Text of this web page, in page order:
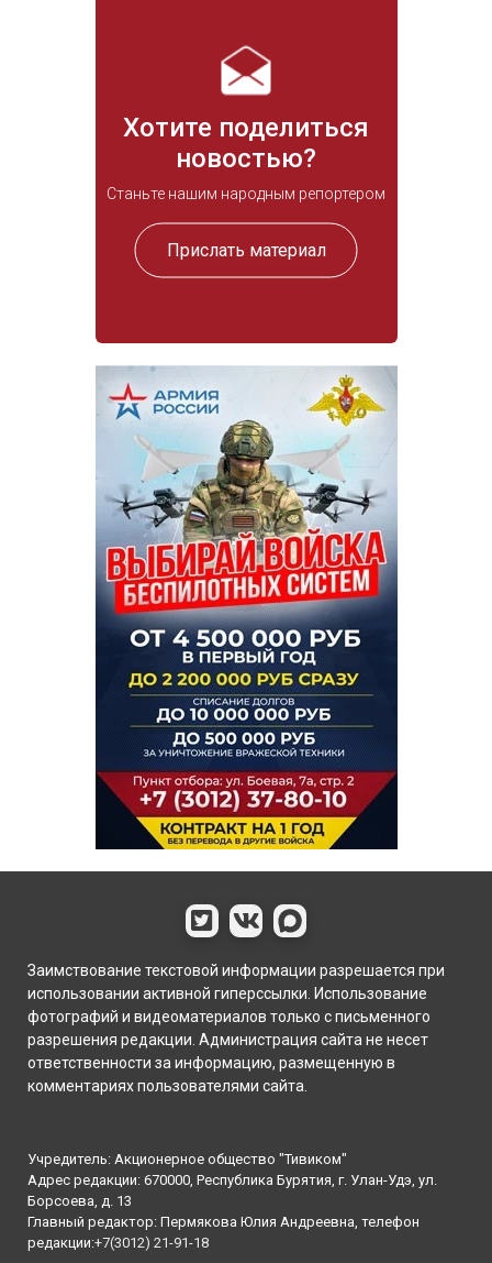
Хотите поделиться
новостью?
Станьте нашим народным репортером
Прислать материал
Заимствование текстовой информации разрешается при
использовании активной гиперссылки. Использование
фотографий и видеоматериалов только с письменного
разрешения редакции. Администрация сайта не несет
ответственности за информацию, размещенную в
комментариях пользователями сайта.
Учредитель: Акционерное общество "Тивиком"
Адрес редакции: 670000, Республика Бурятия, г. Улан-Удэ, ул.
Борсоева, д. 13
Главный редактор: Пермякова Юлия Андреевна, телефон
редакции:+7(3012) 21-91-18